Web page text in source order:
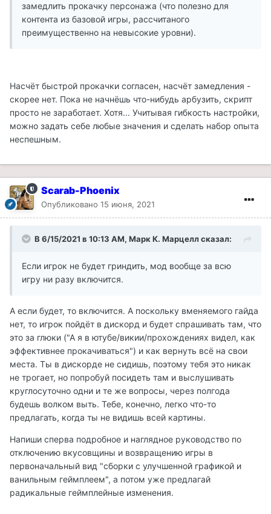
замедлить прокачку персонажа (что полезно для
контента из базовой игры, рассчитаного
преимущественно на невысокие уровни).
Насчёт быстрой прокачки согласен, насчёт замедления -
скорее нет. Пока не начнёшь что-нибудь арбузить, скрипт
просто не заработает. Хотя... Учитывая гибкость настройки,
можно задать себе любые значения и сделать набор опыта
неспешным.
Scarab-Phoenix
Опубликовано 15 июня, 2021
В 6/15/2021 в 10:13 AM, Марк К. Марцелл сказал:
Если игрок не будет гриндить, мод вообще за всю
игру ни разу включится.
А если будет, то включится. А поскольку вменяемого гайда
нет, то игрок пойдёт в дискорд и будет спрашивать там, что
это за глюки ("А я в ютубе/викии/прохождениях видел, как
эффективнее прокачиваться") и как вернуть всё на свои
места. Ты в дискорде не сидишь, поэтому тебя это никак
не трогает, но попробуй посидеть там и выслушивать
круглосуточно одни и те же вопросы, через полгода
будешь волком выть. Тебе, конечно, легко что-то
предлагать, когда ты не видишь всей картины.
Напиши сперва подробное и наглядное руководство по
отключению вкусовщины и возвращению игры в
первоначальный вид "сборки с улучшенной графикой и
ванильным геймплеем", а потом уже предлагай
радикальные геймплейные изменения.